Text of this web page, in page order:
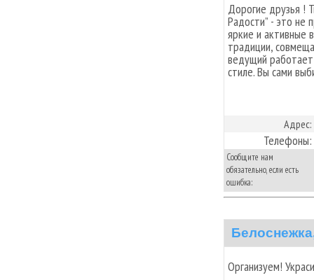
Дорогие друзья !
Радости” - это не
яркие и активные
традиции,
ведущий
стиле. Вы сами
Адрес:
Телефоны:
Сообщите нам
обязательно, если есть
ошибка:
Организуем!